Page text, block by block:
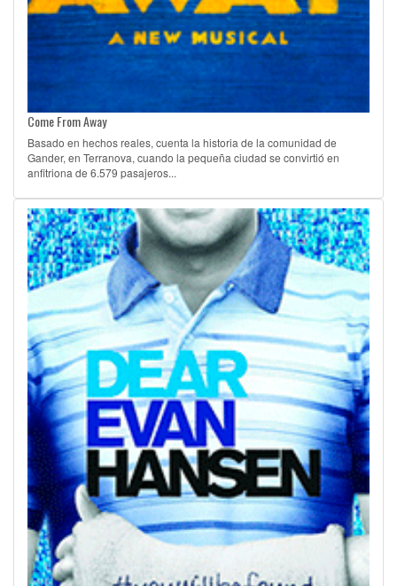
Come From Away
Basado en hechos reales, cuenta la historia de la comunidad de
Gander, en Terranova, cuando la pequeña ciudad se convirtió en
anfitriona de 6.579 pasajeros...